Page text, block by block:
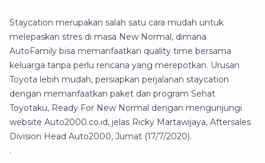
Staycation merupakan salah satu cara mudah untuk
melepaskan stres di masa New Normal, dimana
AutoFamily bisa memanfaatkan quality time bersama
keluarga tanpa perlu rencana yang merepotkan. Urusan
Toyota lebih mudah, persiapkan perjalanan staycation
dengan memanfaatkan paket dari program Sehat
Toyotaku, Ready For New Normal dengan mengunjungi
website Auto2000.co.id, jelas Ricky Martawijaya, Aftersales
Division Head Auto2000, Jumat (17/7/2020).
.